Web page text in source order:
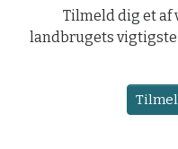
Tilmeld dig et af
landbrugets